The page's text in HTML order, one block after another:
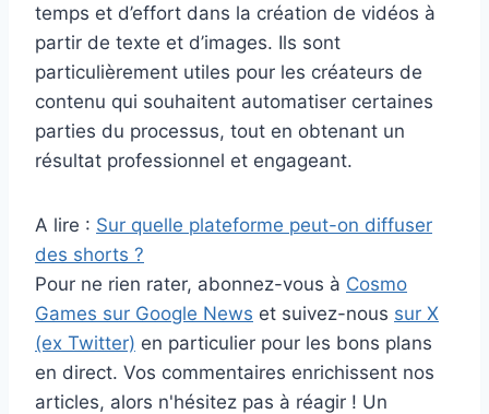
temps et d’effort dans la création de vidéos à
partir de texte et d’images. Ils sont
particulièrement utiles pour les créateurs de
contenu qui souhaitent automatiser certaines
parties du processus, tout en obtenant un
résultat professionnel et engageant.
A lire : Sur quelle plateforme peut-on diffuser
des shorts ?
Pour ne rien rater, abonnez-vous à Cosmo
Games sur Google News et suivez-nous sur X
(ex Twitter) en particulier pour les bons plans
en direct. Vos commentaires enrichissent nos
articles, alors n'hésitez pas à réagir ! Un